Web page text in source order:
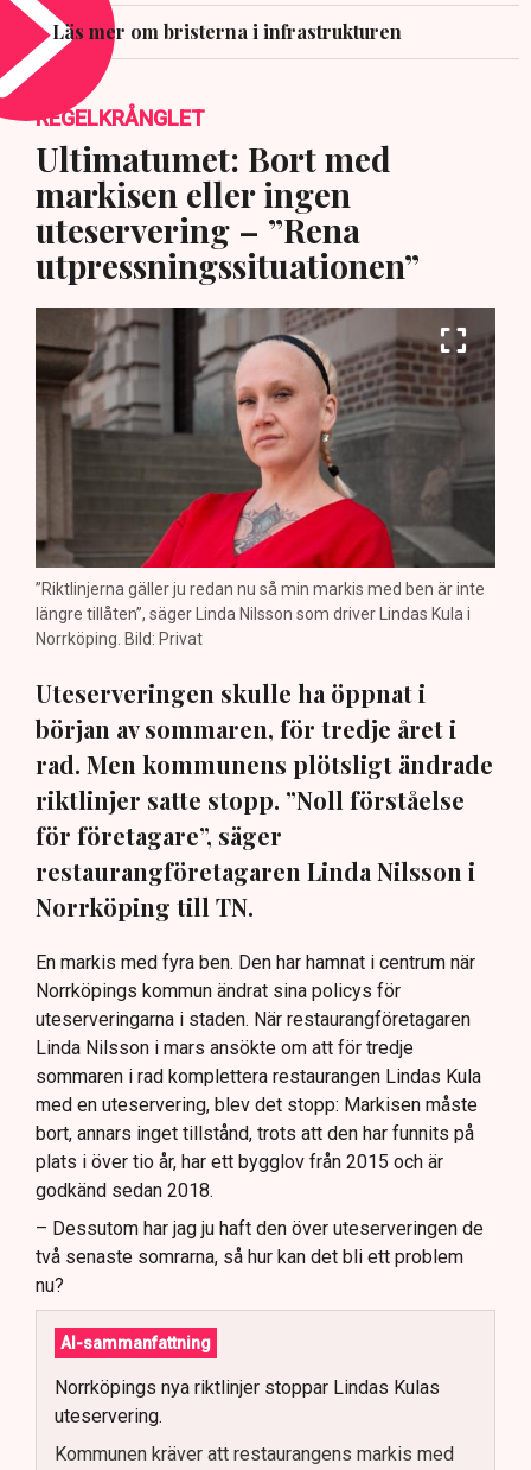
Läs mer om bristerna i infrastrukturen
REGELKRÅNGLET
Ultimatumet: Bort med
markisen eller ingen
uteservering – ”Rena
utpressningssituationen”
”Riktlinjerna gäller ju redan nu så min markis med ben är inte
längre tillåten”, säger Linda Nilsson som driver Lindas Kula i
Norrköping. Bild: Privat
Uteserveringen skulle ha öppnat i
början av sommaren, för tredje året i
rad. Men kommunens plötsligt ändrade
riktlinjer satte stopp. ”Noll förståelse
för företagare”, säger
restaurangföretagaren Linda Nilsson i
Norrköping till TN.
En markis med fyra ben. Den har hamnat i centrum när
Norrköpings kommun ändrat sina policys för
uteserveringarna i staden. När restaurangföretagaren
Linda Nilsson i mars ansökte om att för tredje
sommaren i rad komplettera restaurangen Lindas Kula
med en uteservering, blev det stopp: Markisen måste
bort, annars inget tillstånd, trots att den har funnits på
plats i över tio år, har ett bygglov från 2015 och är
godkänd sedan 2018.
– Dessutom har jag ju haft den över uteserveringen de
två senaste somrarna, så hur kan det bli ett problem
nu?
AI-sammanfattning
Norrköpings nya riktlinjer stoppar Lindas Kulas
uteservering.
Kommunen kräver att restaurangens markis med